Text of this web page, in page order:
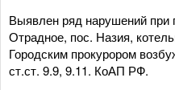
Выявлен ряд нарушений при
Отрадное, пос. Назия,
Городским прокурором
ст.ст. 9.9, 9.11. КоАП РФ.